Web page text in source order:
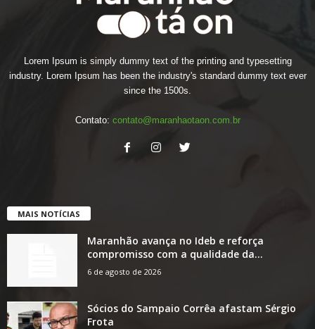
Lorem Ipsum is simply dummy text of the printing and typesetting
industry. Lorem Ipsum has been the industry's standard dummy text ever
since the 1500s.
Contato: contato@maranhaotaon.com.br
MAIS NOTÍCIAS
Maranhão avança no Ideb e reforça
compromisso com a qualidade da...
6 de agosto de 2026
Sócios do Sampaio Corrêa afastam Sérgio
Frota